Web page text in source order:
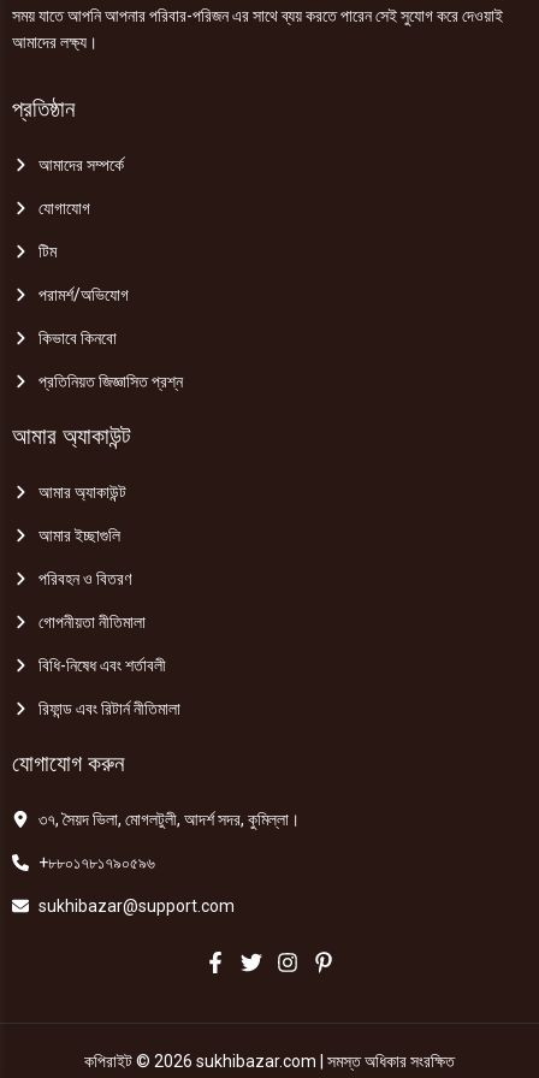
সময় যাতে আপনি আপনার পরিবার-পরিজন এর সাথে ব্যয় করতে পারেন সেই সুযোগ করে দেওয়াই
আমাদের লক্ষ্য।
প্রতিষ্ঠান
আমাদের সম্পর্কে
যোগাযোগ
টিম
পরামর্শ/অভিযোগ
কিভাবে কিনবো
প্রতিনিয়ত জিজ্ঞাসিত প্রশ্ন
আমার অ্যাকাউন্ট
আমার অ্যাকাউন্ট
আমার ইচ্ছাগুলি
পরিবহন ও বিতরণ
গোপনীয়তা নীতিমালা
বিধি-নিষেধ এবং শর্তাবলী
রিফান্ড এবং রিটার্ন নীতিমালা
যোগাযোগ করুন
৩৭, সৈয়দ ভিলা, মোগলটুলী, আদর্শ সদর, কুমিল্লা।
+৮৮০১৭৮১৭৯০৫৯৬
sukhibazar@support.com
কপিরাইট © 2026 sukhibazar.com | সমস্ত অধিকার সংরক্ষিত